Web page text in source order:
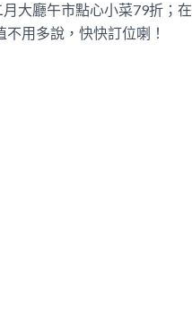
大廳午市點心小菜79折；在
用多說，快快訂位喇！